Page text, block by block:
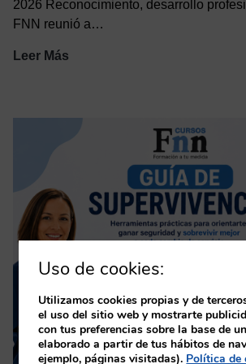
2026 Reconocimiento, desarrollo
FNN reunió a…
Leer Más
Uso de cookies:
Utilizamos cookies propias y de
el uso del sitio web y mostrarte
con tus preferencias sobre la base de
elaborado a partir de tus hábitos de
ejemplo, páginas visitadas). Política de